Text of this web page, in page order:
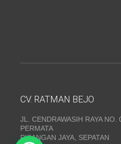
CV. RATMAN BEJO
JL. CENDRAWASIH RAYA NO.
PERMATA
PISANGAN JAYA, SEPATAN